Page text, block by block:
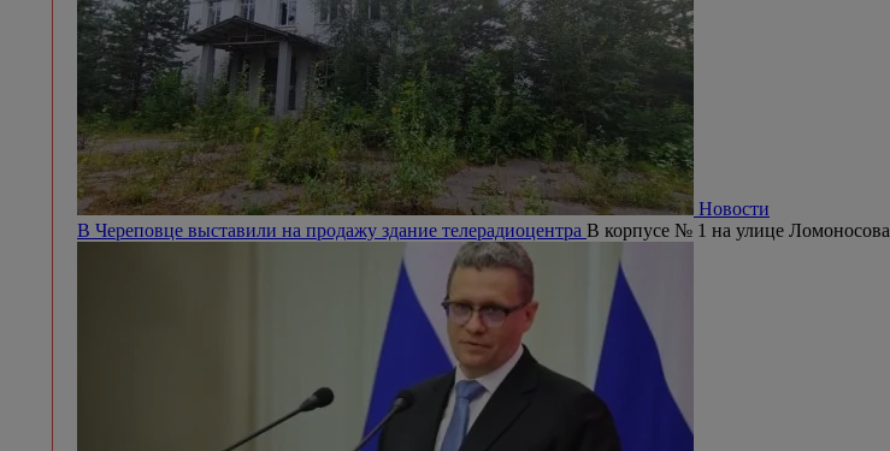
Новости
В Череповце выставили на продажу здание телерадиоцентра В корпусе № 1 на улице